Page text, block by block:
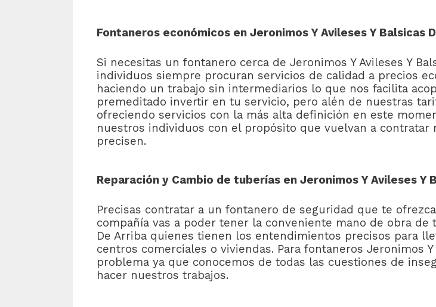
Fontaneros económicos en Jeronimos Y Avileses Y Balsicas
Si necesitas un fontanero cerca de Jeronimos Y Avileses Y
individuos siempre procuran servicios de calidad a precios
haciendo un trabajo sin intermediarios lo que nos facilita
premeditado invertir en tu servicio, pero alén de nuestras
ofreciendo servicios con la más alta definición en este
nuestros individuos con el propósito que vuelvan a
precisen.
Reparación y Cambio de tuberías en Jeronimos Y Avileses Y
Precisas contratar a un fontanero de seguridad que te
compañía vas a poder tener la conveniente mano de obra de
De Arriba quienes tienen los entendimientos precisos para
centros comerciales o viviendas. Para fontaneros Jeronimos
problema ya que conocemos de todas las cuestiones de
hacer nuestros trabajos.